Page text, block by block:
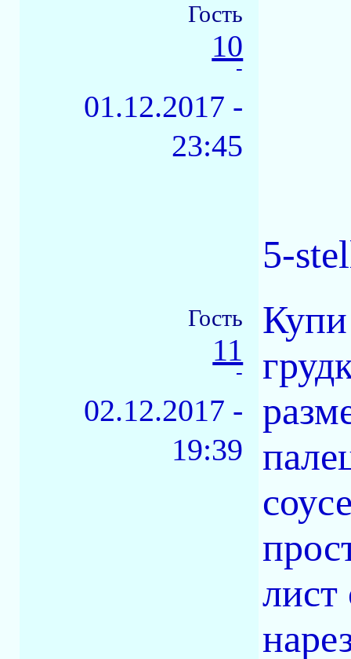
Гость
10
-
01.12.2017 -
23:45
5-
Гость
11
-
02.12.2017 -
19:39
лист